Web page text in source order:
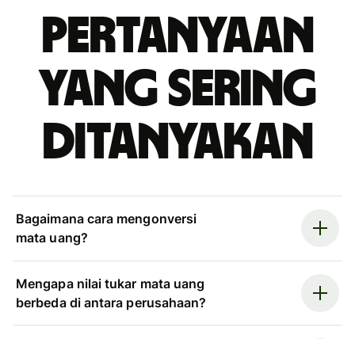
Pertanyaan
yang sering
ditanyakan
Bagaimana cara mengonversi
mata uang?
Mengapa nilai tukar mata uang
berbeda di antara perusahaan?